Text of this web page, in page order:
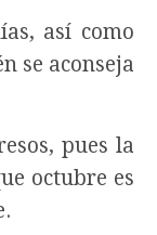
así como
se aconseja
pues la
octubre es